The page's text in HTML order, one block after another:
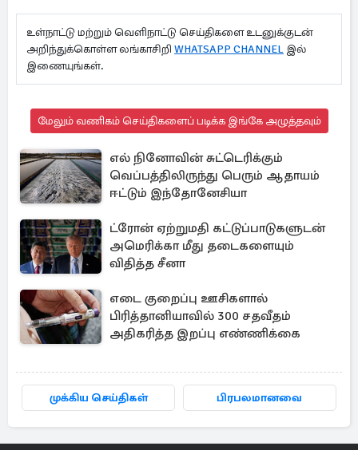
உள்நாட்டு மற்றும் வெளிநாட்டு செய்திகளை உடனுக்குடன்
அறிந்துக்கொள்ள லங்காசிறி WHATSAPP CHANNEL இல்
இணையுங்கள்.
மேலும் வணிகம் செய்திகளைப் படிக்க இங்கே அழுத்தவும்
எல் நினோவின் சுட்டெரிக்கும்
வெப்பத்திலிருந்து பெரும் ஆதாயம்
ஈட்டும் இந்தோனேசியா
ட்ரோன் ஏற்றுமதி கட்டுப்பாடுகளுடன்
அமெரிக்கா மீது தடைகளையும்
விதித்த சீனா
எடை குறைப்பு ஊசிகளால்
பிரித்தானியாவில் 300 சதவீதம்
அதிகரித்த இறப்பு எண்ணிக்கை
முக்கிய செய்திகள் பிரபலமானவை